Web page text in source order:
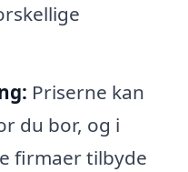
Priserne kan
du bor, og i
firmaer tilbyde